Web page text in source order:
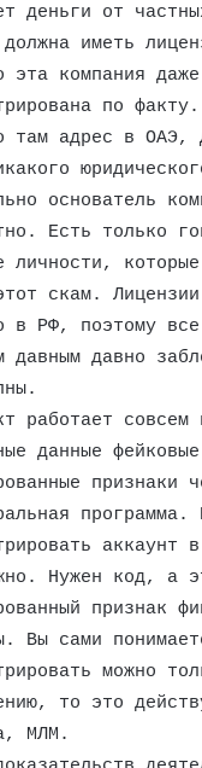
деньги от
иметь
эта компания
по
там адрес в ОАЭ,
основатель
Есть только
личности,
скам.
в РФ, поэтому
давным давно
работает совсем
данные
признаки
программа.
аккаунт
Нужен код, а
признак
Вы сами
можно
то это
МЛМ.